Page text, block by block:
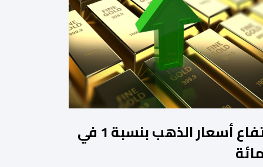
ارتفاع أسعار الذهب بنسبة 1 في